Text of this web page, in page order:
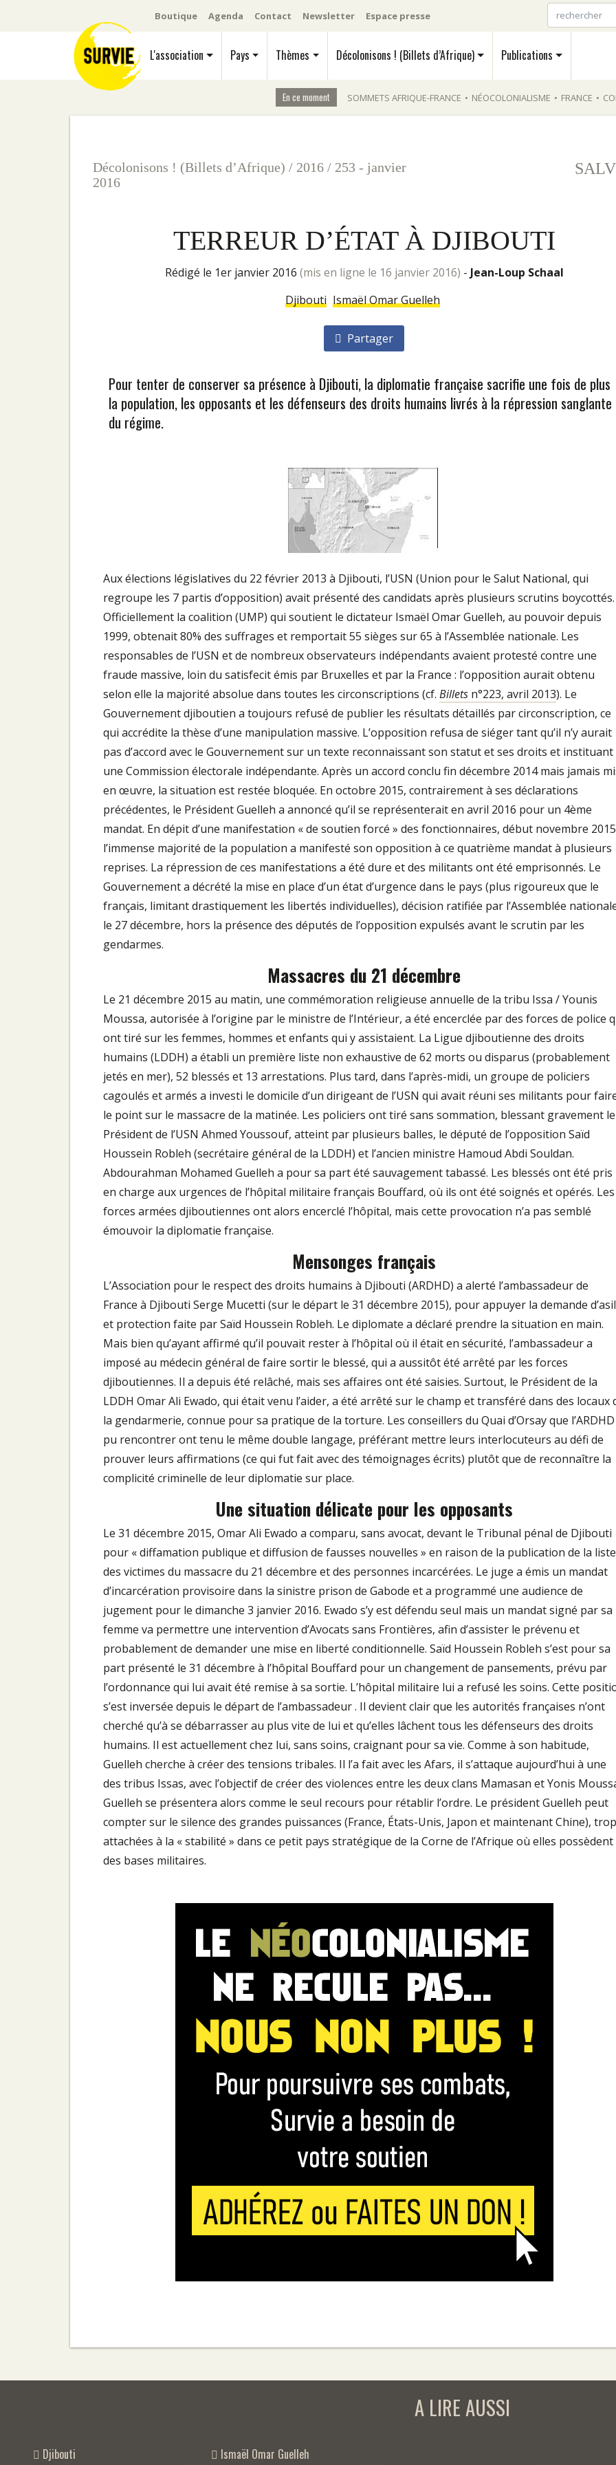
Boutique Agenda Contact Newsletter Espace presse
L'association Pays Thèmes Décolonisons ! (Billets d’Afrique) Publications
En ce moment SOMMETS AFRIQUE-FRANCE • NÉOCOLONIALISME • FRANCE •
Décolonisons ! (Billets d’Afrique) / 2016 / 253 - janvier
2016
TERREUR D’ÉTAT À DJIBOUTI
rédigé le 1er janvier 2016 (mis en ligne le 16 janvier 2016) - Jean-Loup Schaal
Djibouti Ismaël Omar Guelleh
Partager
Pour tenter de conserver sa présence à Djibouti, la diplomatie française sacrifie une fois de plus
la population, les opposants et les défenseurs des droits humains livrés à la répression sanglante
du régime.
Aux élections législatives du 22 février 2013 à Djibouti, l’USN (Union pour le Salut National, qui
regroupe les 7 partis d’opposition) avait présenté des candidats après plusieurs scrutins boycottés.
Officiellement la coalition (UMP) qui soutient le dictateur Ismaël Omar Guelleh, au pouvoir depuis
1999, obtenait 80% des suffrages et remportait 55 sièges sur 65 à l’Assemblée nationale. Les
responsables de l’USN et de nombreux observateurs indépendants avaient protesté contre une
fraude massive, loin du satisfecit émis par Bruxelles et par la France : l’opposition aurait obtenu
selon elle la majorité absolue dans toutes les circonscriptions (cf. Billets n°223, avril 2013). Le
Gouvernement djiboutien a toujours refusé de publier les résultats détaillés par circonscription, ce
qui accrédite la thèse d’une manipulation massive. L’opposition refusa de siéger tant qu’il n’y aurait
pas d’accord avec le Gouvernement sur un texte reconnaissant son statut et ses droits et instituant
une Commission électorale indépendante. Après un accord conclu fin décembre 2014 mais jamais
en œuvre, la situation est restée bloquée. En octobre 2015, contrairement à ses déclarations
précédentes, le Président Guelleh a annoncé qu’il se représenterait en avril 2016 pour un 4ème
mandat. En dépit d’une manifestation « de soutien forcé » des fonctionnaires, début novembre 2015
l’immense majorité de la population a manifesté son opposition à ce quatrième mandat à plusieurs
reprises. La répression de ces manifestations a été dure et des militants ont été emprisonnés. Le
Gouvernement a décrété la mise en place d’un état d’urgence dans le pays (plus rigoureux que le
français, limitant drastiquement les libertés individuelles), décision ratifiée par l’Assemblée
le 27 décembre, hors la présence des députés de l’opposition expulsés avant le scrutin par les
gendarmes.
Massacres du 21 décembre
Le 21 décembre 2015 au matin, une commémoration religieuse annuelle de la tribu Issa / Younis
Moussa, autorisée à l’origine par le ministre de l’Intérieur, a été encerclée par des forces de police
ont tiré sur les femmes, hommes et enfants qui y assistaient. La Ligue djiboutienne des droits
humains (LDDH) a établi un première liste non exhaustive de 62 morts ou disparus (probablement
jetés en mer), 52 blessés et 13 arrestations. Plus tard, dans l’après-midi, un groupe de policiers
cagoulés et armés a investi le domicile d’un dirigeant de l’USN qui avait réuni ses militants pour
le point sur le massacre de la matinée. Les policiers ont tiré sans sommation, blessant gravement le
Président de l’USN Ahmed Youssouf, atteint par plusieurs balles, le député de l’opposition Saïd
Houssein Robleh (secrétaire général de la LDDH) et l’ancien ministre Hamoud Abdi Souldan.
Abdourahman Mohamed Guelleh a pour sa part été sauvagement tabassé. Les blessés ont été pris
en charge aux urgences de l’hôpital militaire français Bouffard, où ils ont été soignés et opérés. Les
forces armées djiboutiennes ont alors encerclé l’hôpital, mais cette provocation n’a pas semblé
émouvoir la diplomatie française.
Mensonges français
L’Association pour le respect des droits humains à Djibouti (ARDHD) a alerté l’ambassadeur de
France à Djibouti Serge Mucetti (sur le départ le 31 décembre 2015), pour appuyer la demande
et protection faite par Saïd Houssein Robleh. Le diplomate a déclaré prendre la situation en main.
Mais bien qu’ayant affirmé qu’il pouvait rester à l’hôpital où il était en sécurité, l’ambassadeur a
imposé au médecin général de faire sortir le blessé, qui a aussitôt été arrêté par les forces
djiboutiennes. Il a depuis été relâché, mais ses affaires ont été saisies. Surtout, le Président de la
LDDH Omar Ali Ewado, qui était venu l’aider, a été arrêté sur le champ et transféré dans des locaux
la gendarmerie, connue pour sa pratique de la torture. Les conseillers du Quai d’Orsay que
pu rencontrer ont tenu le même double langage, préférant mettre leurs interlocuteurs au défi de
prouver leurs affirmations (ce qui fut fait avec des témoignages écrits) plutôt que de reconnaître la
complicité criminelle de leur diplomatie sur place.
Une situation délicate pour les opposants
Le 31 décembre 2015, Omar Ali Ewado a comparu, sans avocat, devant le Tribunal pénal de Djibouti
pour « diffamation publique et diffusion de fausses nouvelles » en raison de la publication de la liste
des victimes du massacre du 21 décembre et des personnes incarcérées. Le juge a émis un mandat
d’incarcération provisoire dans la sinistre prison de Gabode et a programmé une audience de
jugement pour le dimanche 3 janvier 2016. Ewado s’y est défendu seul mais un mandat signé par sa
femme va permettre une intervention d’Avocats sans Frontières, afin d’assister le prévenu et
probablement de demander une mise en liberté conditionnelle. Saïd Houssein Robleh s’est pour sa
part présenté le 31 décembre à l’hôpital Bouffard pour un changement de pansements, prévu par
l’ordonnance qui lui avait été remise à sa sortie. L’hôpital militaire lui a refusé les soins. Cette
s’est inversée depuis le départ de l’ambassadeur . Il devient clair que les autorités françaises n’ont
cherché qu’à se débarrasser au plus vite de lui et qu’elles lâchent tous les défenseurs des droits
humains. Il est actuellement chez lui, sans soins, craignant pour sa vie. Comme à son habitude,
Guelleh cherche à créer des tensions tribales. Il l’a fait avec les Afars, il s’attaque aujourd’hui à une
des tribus Issas, avec l’objectif de créer des violences entre les deux clans Mamasan et Yonis
Guelleh se présentera alors comme le seul recours pour rétablir l’ordre. Le président Guelleh peut
compter sur le silence des grandes puissances (France, États-Unis, Japon et maintenant Chine), trop
attachées à la « stabilité » dans ce petit pays stratégique de la Corne de l’Afrique où elles possèdent
des bases militaires.
A LIRE AUSSI
Djibouti Ismaël Omar Guelleh